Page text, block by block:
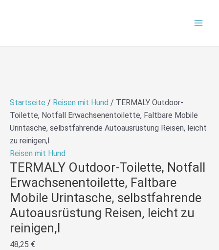
Startseite / Reisen mit Hund / TERMALY Outdoor-
Toilette, Notfall Erwachsenentoilette, Faltbare Mobile
Urintasche, selbstfahrende Autoausrüstung Reisen, leicht
zu reinigen,I
Reisen mit Hund
TERMALY Outdoor-Toilette, Notfall
Erwachsenentoilette, Faltbare
Mobile Urintasche, selbstfahrende
Autoausrüstung Reisen, leicht zu
reinigen,I
48,25 €